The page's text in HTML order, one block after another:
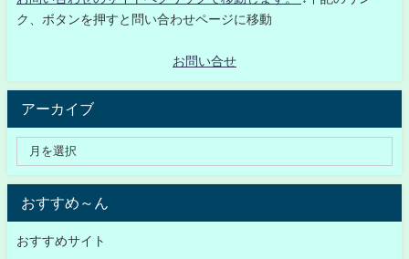
ク、ボタンを押すと問い合わせページに移動
お問い合せ
アーカイブ
おすすめ～ん
おすすめサイト